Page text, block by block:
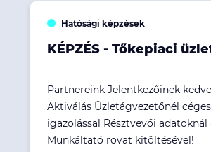
Hatósági képzések
KÉPZÉS - Tőkepiaci
Partnereink Jelentkezőinek
Aktiválás Üzletágvezetőnél
igazolással Résztvevői adatoknál
Munkáltató rovat kitöltésével!